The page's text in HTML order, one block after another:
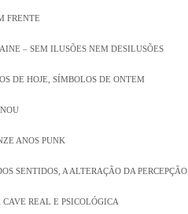
FRENTE
– SEM ILUSÕES NEM DESILUSÕES
DE HOJE, SÍMBOLOS DE ONTEM
ANOS PUNK
SENTIDOS, A ALTERAÇÃO DA PERCEPÇÃO
REAL E PSICOLÓGICA